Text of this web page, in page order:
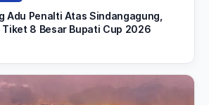
Adu Penalti Atas Sindangagung,
8 Besar Bupati Cup 2026